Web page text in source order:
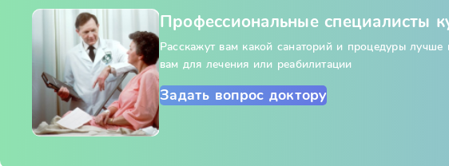
Профессиональные специалисты
Расскажут вам какой санаторий и процедуры лучше
вам для лечения или реабилитации
Задать вопрос доктору